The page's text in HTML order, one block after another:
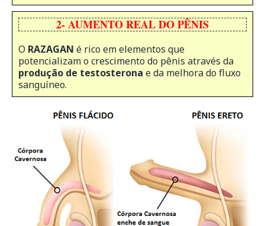
2- AUMENTO REAL DO PÊNIS
O RAZAGAN é rico em elementos que
potencializam o crescimento do pênis através da
produção de testosterona e da melhora do fluxo
sanguíneo.